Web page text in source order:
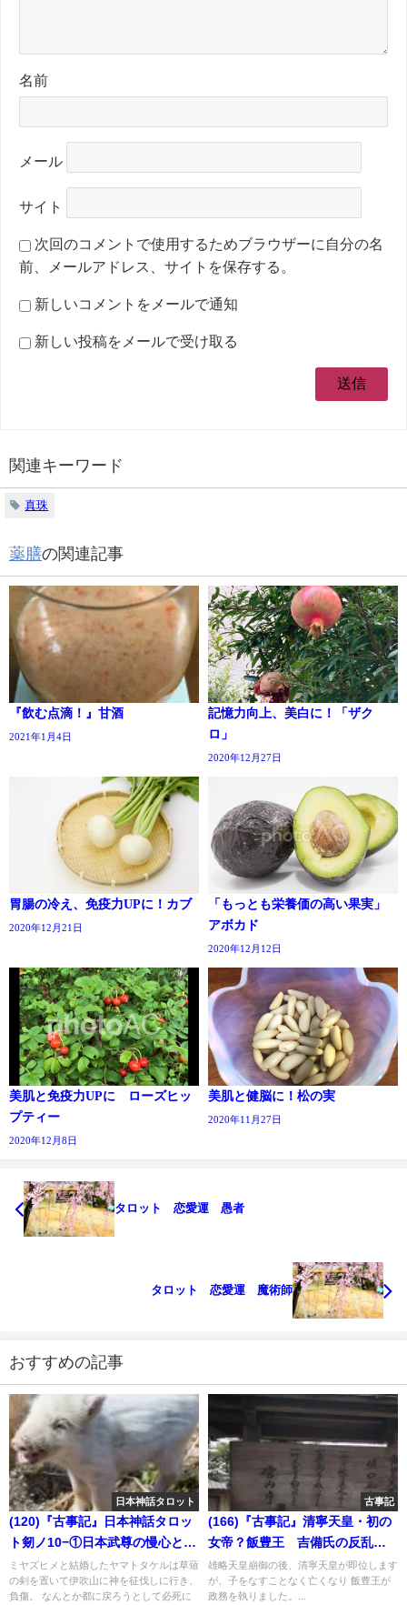
名前
メール
サイト
次回のコメントで使用するためブラウザーに自分の名
前、メールアドレス、サイトを保存する。
新しいコメントをメールで通知
新しい投稿をメールで受け取る
関連キーワード
真珠
薬膳の関連記事
『飲む点滴！』甘酒
2021年1月4日
記憶力向上、美白に！「ザク
ロ」
2020年12月27日
胃腸の冷え、免疫力UPに！カブ
2020年12月21日
「もっとも栄養価の高い果実」
アボカド
2020年12月12日
美肌と免疫力UPに ローズヒッ
プティー
2020年12月8日
美肌と健脳に！松の実
2020年11月27日
タロット 恋愛運 愚者
タロット 恋愛運 魔術師
おすすめの記事
日本神話タロット
(120)『古事記』日本神話タロッ
ト剱ノ10−①日本武尊の慢心と思
国歌
ミヤズヒメと結婚したヤマトタケルは草薙
の剣を置いて伊吹山に神を征伐しに行き、
負傷。 なんとか都に戻ろうとして必死に
古事記
(166)『古事記』清寧天皇・初の
女帝？飯豊王 吉備氏の反乱と
滅亡
雄略天皇崩御の後、清寧天皇が即位します
が、子をなすことなく亡くなり 飯豊王が
政務を執りました。...